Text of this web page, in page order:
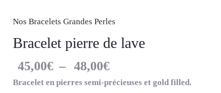
Nos Bracelets Grandes Perles
Bracelet pierre de lave
45,00€ – 48,00€
Bracelet en pierres semi-précieuses et gold filled.